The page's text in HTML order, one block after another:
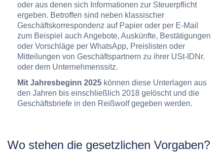
oder aus denen sich Informationen zur Steuerpflicht
ergeben. Betroffen sind neben klassischer
Geschäftskorrespondenz auf Papier oder per E-Mail
zum Beispiel auch Angebote, Auskünfte, Bestätigungen
oder Vorschläge per WhatsApp, Preislisten oder
Mitteilungen von Geschäftspartnern zu ihrer USt-IDNr.
oder dem Unternehmenssitz.
Mit Jahresbeginn 2025 können diese Unterlagen aus
den Jahren bis einschließlich 2018 gelöscht und die
Geschäftsbriefe in den Reißwolf gegeben werden.
Wo stehen die gesetzlichen Vorgaben?